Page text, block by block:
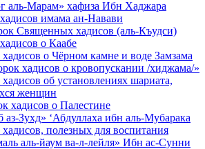
аль-Марам» хафиза Ибн Хаджара
имама ан-Навави
Священных хадисов (аль-Къудси)
о Каабе
о Чёрном камне и воде Замзама
хадисов о кровопускании /хиджама/»
об установлениях шариата,
женщин
о Палестине
аз-Зухд» ‘Абдуллаха ибн аль-Мубарака
полезных для воспитания
аль-йаум ва-л-лейля» Ибн ас-Сунни